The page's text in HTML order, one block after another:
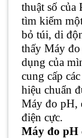
thuật số của
tìm kiếm
bỏ túi, di
thấy Máy
dụng của
cung cấp
hiệu chuẩn
Máy đo pH,
điện cực.
Máy đo pH